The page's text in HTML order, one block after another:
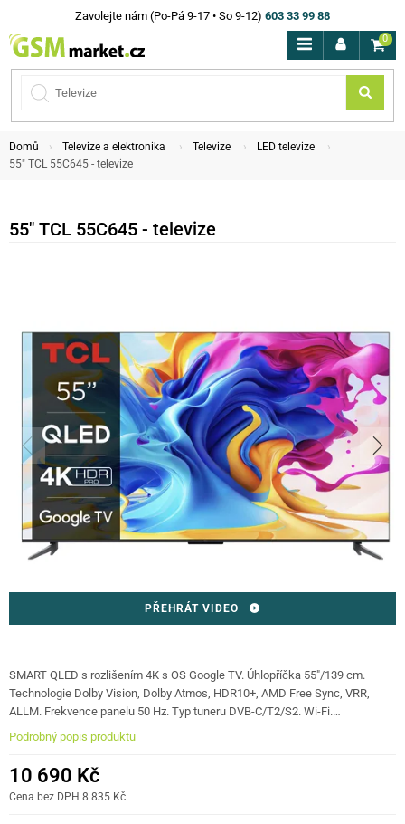
Zavolejte nám (Po-Pá 9-17 • So 9-12) 603 33 99 88
0
Domů Televize a elektronika Televize
LED televize
55" TCL 55C645 - televize
55" TCL 55C645 - televize
PŘEHRÁT VIDEO
SMART QLED s rozlišením 4K s OS Google TV. Úhlopříčka 55"/139 cm.
Technologie Dolby Vision, Dolby Atmos, HDR10+, AMD Free Sync, VRR,
ALLM. Frekvence panelu 50 Hz. Typ tuneru DVB-C/T2/S2. Wi-Fi.…
Podrobný popis produktu
10 690 Kč
Cena bez DPH 8 835 Kč